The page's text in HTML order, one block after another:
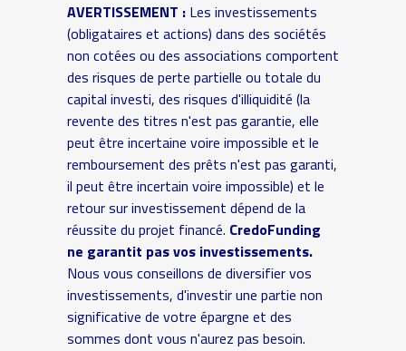
AVERTISSEMENT :Les investissements
(obligataires et actions) dans des sociétés
non cotées ou des associations comportent
des risques de perte partielle ou totale du
capital investi, des risques d'illiquidité (la
revente des titres n'est pas garantie, elle
peut être incertaine voire impossible et le
remboursement des prêts n'est pas garanti,
il peut être incertain voire impossible) et le
retour sur investissement dépend de la
réussite du projet financé. CredoFunding
ne garantit pas vos investissements.
Nous vous conseillons de diversifier vos
investissements, d'investir une partie non
significative de votre épargne et des
sommes dont vous n'aurez pas besoin.